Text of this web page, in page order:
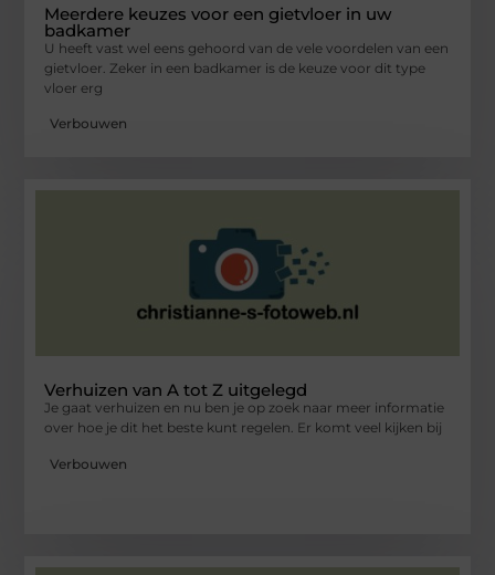
Meerdere keuzes voor een gietvloer in uw
badkamer
U heeft vast wel eens gehoord van de vele voordelen van een
gietvloer. Zeker in een badkamer is de keuze voor dit type
vloer erg
Verbouwen
Verhuizen van A tot Z uitgelegd
Je gaat verhuizen en nu ben je op zoek naar meer informatie
over hoe je dit het beste kunt regelen. Er komt veel kijken bij
Verbouwen